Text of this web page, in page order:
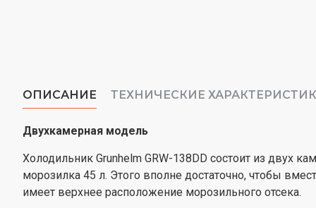
ОПИСАНИЕ ТЕХНИЧЕСКИЕ
Двухкамерная модель
Холодильник Grunhelm GRW-138DD состоит из двух
морозилка 45 л. Этого вполне достаточно, чтобы
имеет верхнее расположение морозильного отсека.